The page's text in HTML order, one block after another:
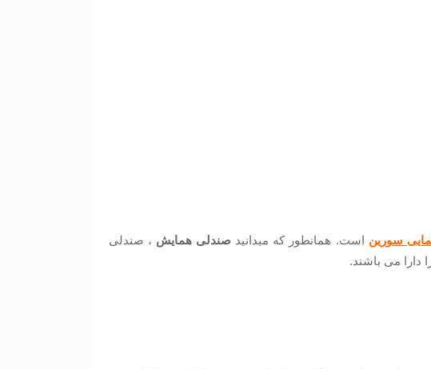
سورین است. همانطور که میدانید صندلی همایش ، صندلی
دارا می باشند.